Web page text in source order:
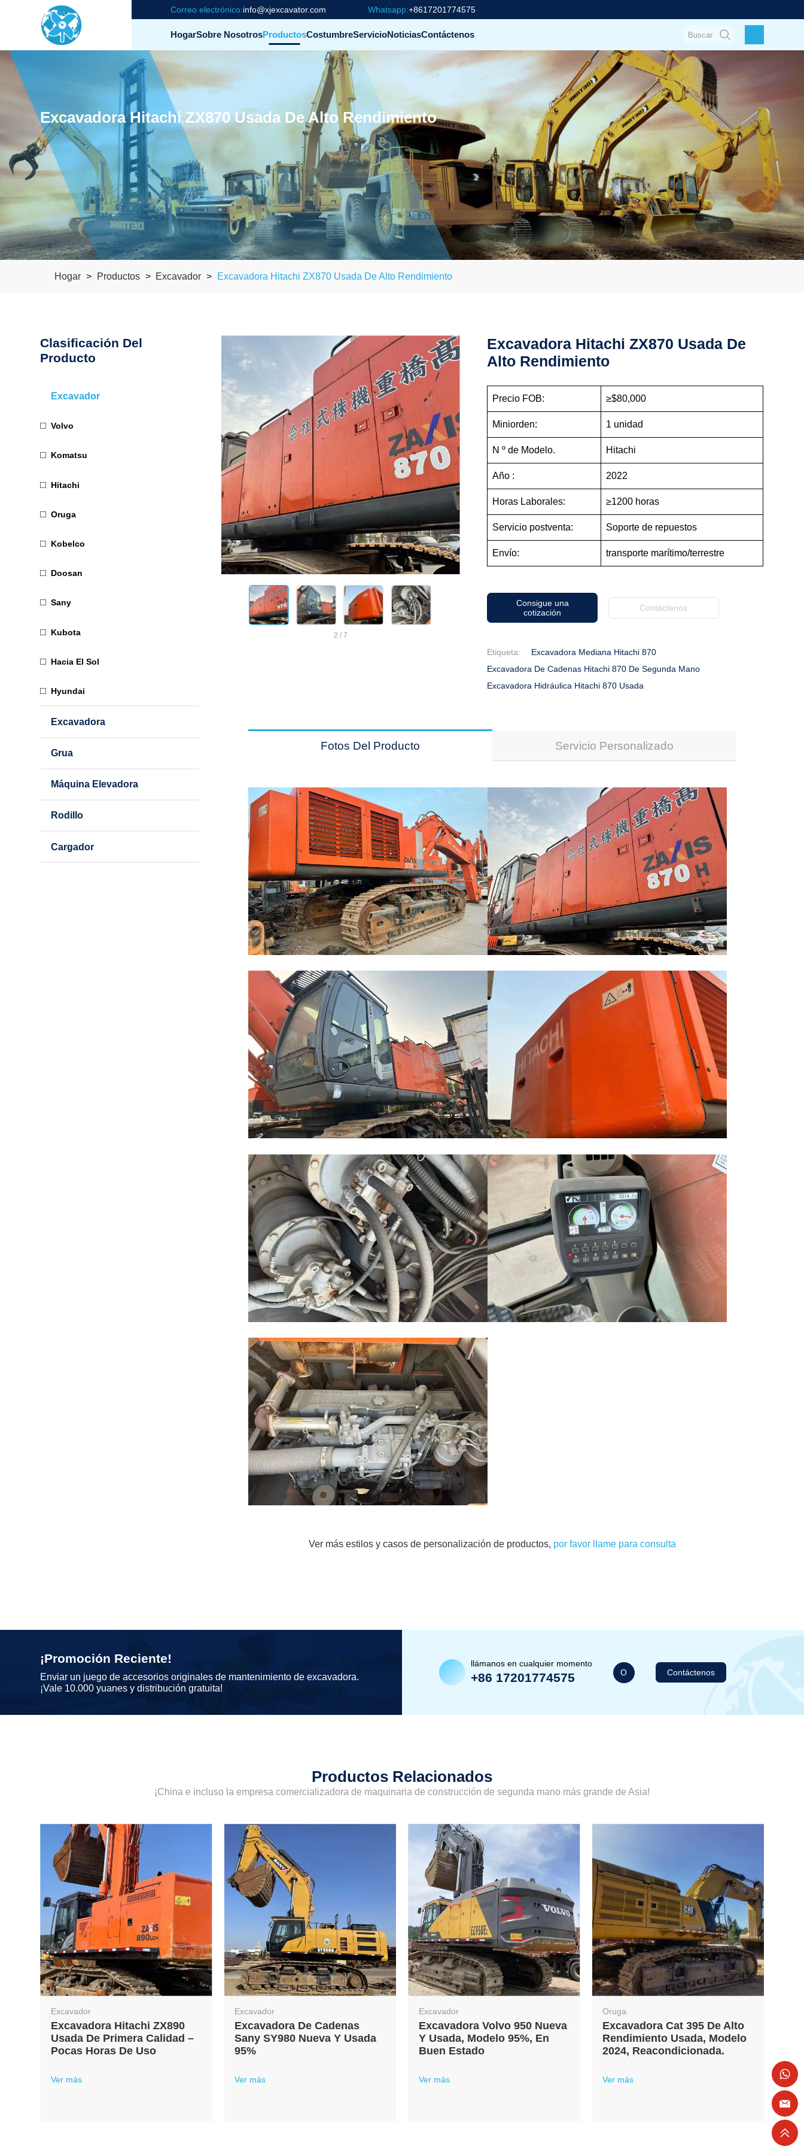
Correo electrónico:info@xjexcavator.com Whatsapp:+8617201774575
HogarSobre NosotrosProductosCostumbreServicioNoticiasContáctenos
Excavadora Hitachi ZX870 Usada De Alto Rendimiento
Hogar Productos Excavador Excavadora Hitachi ZX870 Usada De Alto Rendimiento
Clasificación Del
Producto
Excavador
Volvo
Komatsu
Hitachi
Oruga
Kobelco
Doosan
Sany
Kubota
Hacia El Sol
Hyundai
Excavadora
Grua
Máquina Elevadora
Rodillo
Cargador
2 / 7
Excavadora Hitachi ZX870 Usada De
Alto Rendimiento
Precio FOB: ≥$80,000
Miniorden: 1 unidad
N º de Modelo. Hitachi
Año : 2022
Horas Laborales: ≥1200 horas
Servicio postventa: Soporte de repuestos
Envío: transporte marítimo/terrestre
Consigue una
cotización
Contáctenos
Etiqueta:
Excavadora Mediana Hitachi 870
Excavadora De Cadenas Hitachi 870 De Segunda Mano
Excavadora Hidráulica Hitachi 870 Usada
Fotos Del Producto Servicio Personalizado
Ver más estilos y casos de personalización de productos, por favor llame para consulta
¡Promoción Reciente!
Enviar un juego de accesorios originales de mantenimiento de excavadora.
¡Vale 10.000 yuanes y distribución gratuita!
llámanos en cualquier momento
+86 17201774575 O Contáctenos
Productos Relacionados
¡China e incluso la empresa comercializadora de maquinaria de construcción de segunda mano más grande de Asia!
Excavador
Excavadora Hitachi ZX890
Usada De Primera Calidad –
Pocas Horas De Uso
Ver más
Excavador
Excavadora De Cadenas
Sany SY980 Nueva Y Usada
95%
Ver más
Excavador
Excavadora Volvo 950 Nueva
Y Usada, Modelo 95%, En
Buen Estado
Ver más
Oruga
Excavadora Cat 395 De Alto
Rendimiento Usada, Modelo
2024, Reacondicionada.
Ver más